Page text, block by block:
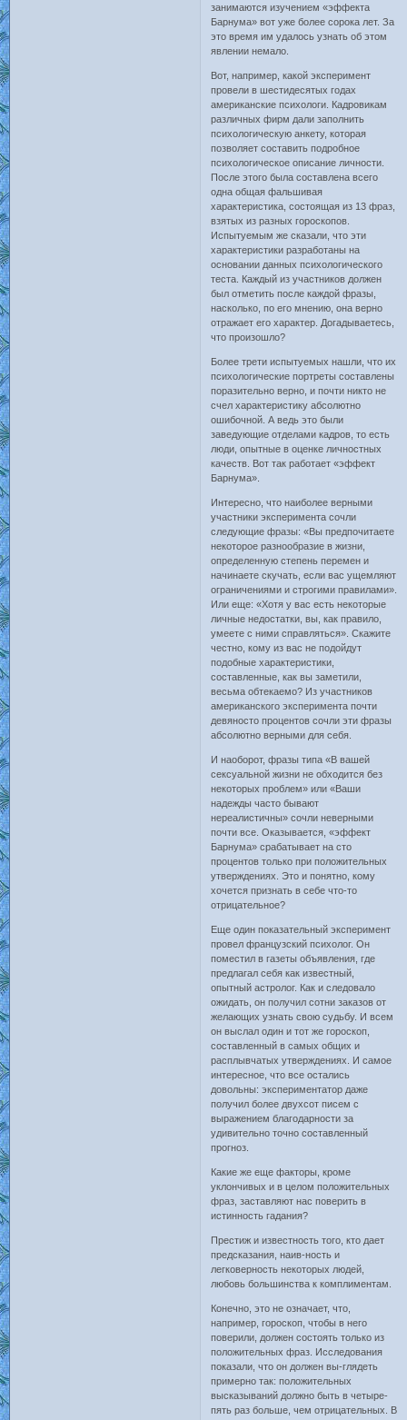
занимаются изучением «эффекта
Барнума» вот уже более сорока лет. За
это время им удалось узнать об этом
явлении немало.
Вот, например, какой эксперимент
провели в шестидесятых годах
американские психологи. Кадровикам
различных фирм дали заполнить
психологическую анкету, которая
позволяет составить подробное
психологическое описание личности.
После этого была составлена всего
одна общая фальшивая
характеристика, состоящая из 13 фраз,
взятых из разных гороскопов.
Испытуемым же сказали, что эти
характеристики разработаны на
основании данных психологического
теста. Каждый из участников должен
был отметить после каждой фразы,
насколько, по его мнению, она верно
отражает его характер. Догадываетесь,
что произошло?
Более трети испытуемых нашли, что их
психологические портреты составлены
поразительно верно, и почти никто не
счел характеристику абсолютно
ошибочной. А ведь это были
заведующие отделами кадров, то есть
люди, опытные в оценке личностных
качеств. Вот так работает «эффект
Барнума».
Интересно, что наиболее верными
участники эксперимента сочли
следующие фразы: «Вы предпочитаете
некоторое разнообразие в жизни,
определенную степень перемен и
начинаете скучать, если вас ущемляют
ограничениями и строгими правилами».
Или еще: «Хотя у вас есть некоторые
личные недостатки, вы, как правило,
умеете с ними справляться». Скажите
честно, кому из вас не подойдут
подобные характеристики,
составленные, как вы заметили,
весьма обтекаемо? Из участников
американского эксперимента почти
девяносто процентов сочли эти фразы
абсолютно верными для себя.
И наоборот, фразы типа «В вашей
сексуальной жизни не обходится без
некоторых проблем» или «Ваши
надежды часто бывают
нереалистичны» сочли неверными
почти все. Оказывается, «эффект
Барнума» срабатывает на сто
процентов только при положительных
утверждениях. Это и понятно, кому
хочется признать в себе что-то
отрицательное?
Еще один показательный эксперимент
провел французский психолог. Он
поместил в газеты объявления, где
предлагал себя как известный,
опытный астролог. Как и следовало
ожидать, он получил сотни заказов от
желающих узнать свою судьбу. И всем
он выслал один и тот же гороскоп,
составленный в самых общих и
расплывчатых утверждениях. И самое
интересное, что все остались
довольны: экспериментатор даже
получил более двухсот писем с
выражением благодарности за
удивительно точно составленный
прогноз.
Какие же еще факторы, кроме
уклончивых и в целом положительных
фраз, заставляют нас поверить в
истинность гадания?
Престиж и известность того, кто дает
предсказания, наив-ность и
легковерность некоторых людей,
любовь большинства к комплиментам.
Конечно, это не означает, что,
например, гороскоп, чтобы в него
поверили, должен состоять только из
положительных фраз. Исследования
показали, что он должен вы-глядеть
примерно так: положительных
высказываний должно быть в четыре-
пять раз больше, чем отрицательных. В